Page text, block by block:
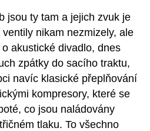
jsou ty tam a jejich zvuk je
nikam nezmizely, ale
akustické divadlo, dnes
zpátky do sacího traktu,
navíc klasické přeplňování
kompresory, které se
co jsou naládovány
tlaku. To všechno